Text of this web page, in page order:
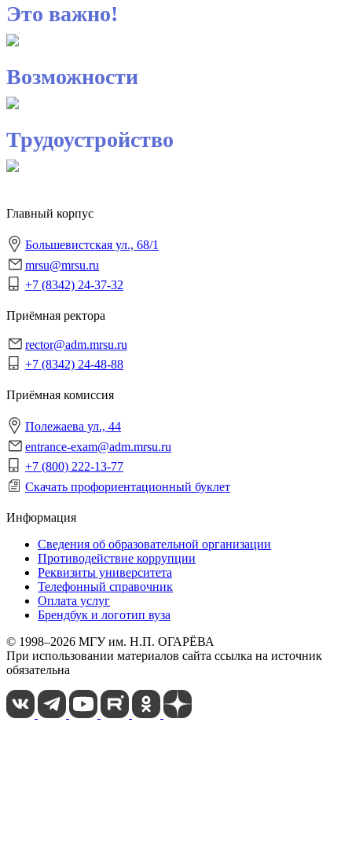
Это важно!
Возможности
Трудоустройство
Главный корпус
Большевистская ул., 68/1
mrsu@mrsu.ru
+7 (8342) 24-37-32
Приёмная ректора
rector@adm.mrsu.ru
+7 (8342) 24-48-88
Приёмная комиссия
Полежаева ул., 44
entrance-exam@adm.mrsu.ru
+7 (800) 222-13-77
Скачать профориентационный буклет
Информация
Сведения об образовательной организации
Противодействие коррупции
Реквизиты университета
Телефонный справочник
Оплата услуг
Брендбук и логотип вуза
© 1998–2026 МГУ им. Н.П. ОГАРЁВА
При использовании материалов сайта ссылка на источник
обязательна